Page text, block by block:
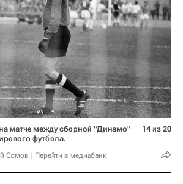
матче между сборной "Динамо"
футбола.
Сомов Перейти в медиабанк
14 из 20